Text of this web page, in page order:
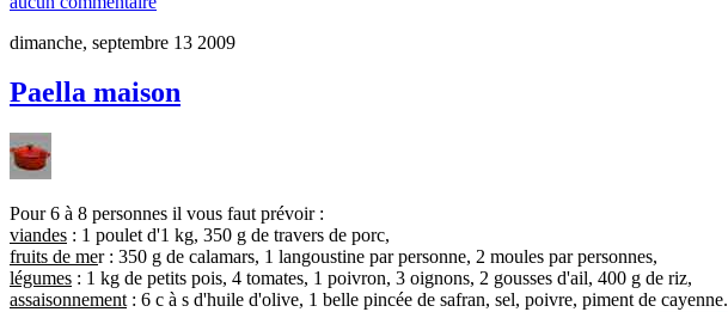
dimanche, septembre 13 2009
Paella maison
Pour 6 à 8 personnes il vous faut prévoir :
viandes : 1 poulet d'1 kg, 350 g de travers de porc,
fruits de mer : 350 g de calamars, 1 langoustine par personne, 2 moules par personnes,
légumes : 1 kg de petits pois, 4 tomates, 1 poivron, 3 oignons, 2 gousses d'ail, 400 g de riz,
assaisonnement : 6 c à s d'huile d'olive, 1 belle pincée de safran, sel, poivre, piment de cayenne.